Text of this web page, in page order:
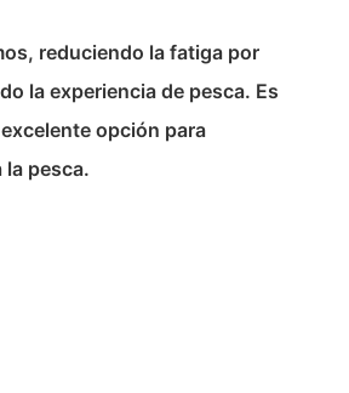
reduciendo la fatiga por
la experiencia de pesca. Es
opción para
pesca.